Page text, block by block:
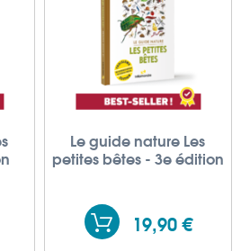
Le guide nature Les
petites bêtes - 3e édition
19,90 €